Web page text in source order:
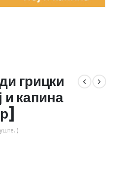
грицки
и капина
)